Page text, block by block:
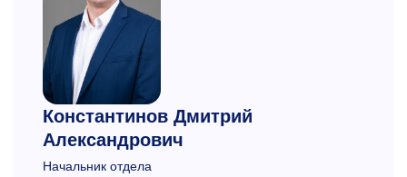
Константинов Дмитрий
Александрович
Начальник отдела